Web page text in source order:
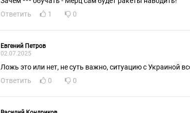
Ответить
1 0
Евгений Петров
02.07.2025
Ложь это или нет, не суть важно, ситуацию с Украиной
Ответить
0 0